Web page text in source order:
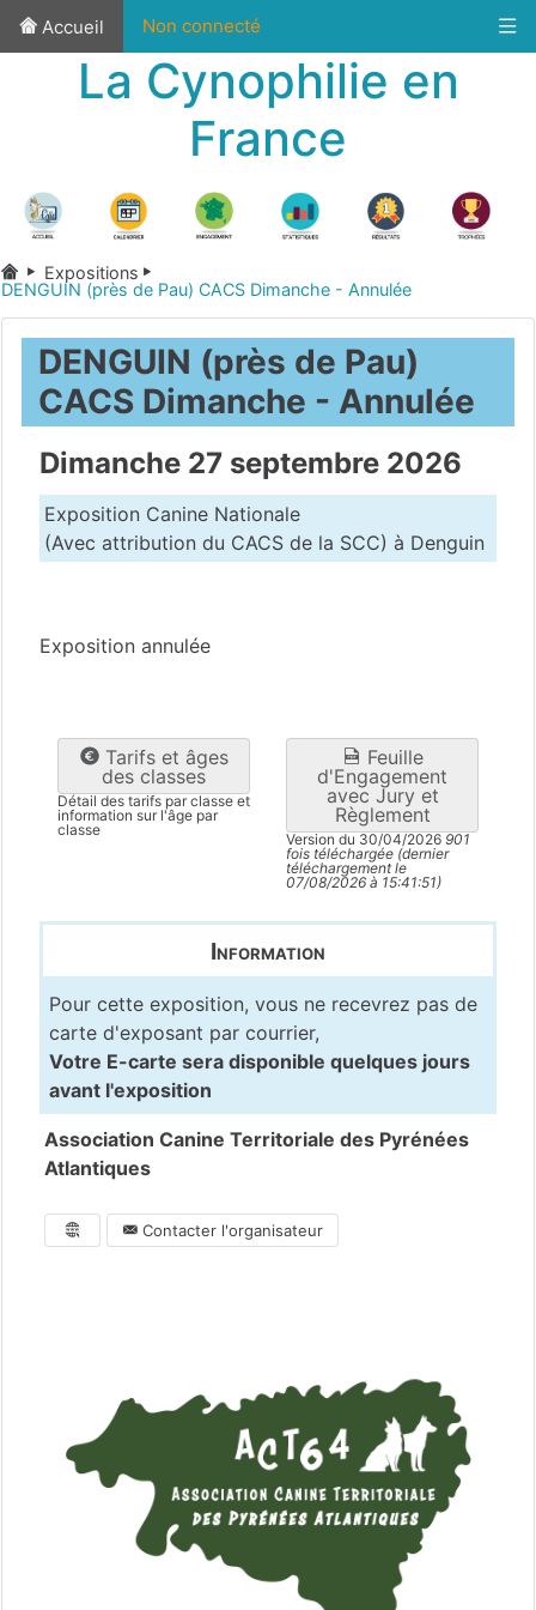
Accueil Non connecté
La Cynophilie en
France
Expositions
DENGUIN (près de Pau) CACS Dimanche - Annulée
DENGUIN (près de Pau)
CACS Dimanche - Annulée
Dimanche 27 septembre 2026
Exposition Canine Nationale
(Avec attribution du CACS de la SCC) à Denguin
Exposition annulée
Tarifs et âges
des classes
Détail des tarifs par classe et
information sur l'âge par
classe
Feuille
d'Engagement
avec Jury et
Règlement
Version du 30/04/2026 901
fois téléchargée (dernier
téléchargement le
07/08/2026 à 15:41:51)
Information
Pour cette exposition, vous ne recevrez pas de
carte d'exposant par courrier,
Votre E-carte sera disponible quelques jours
avant l'exposition
Association Canine Territoriale des Pyrénées
Atlantiques
Contacter l'organisateur